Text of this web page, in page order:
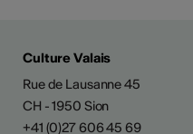
Culture Valais
Rue de Lausanne 45
CH - 1950 Sion
+41 (0)27 606 45 69